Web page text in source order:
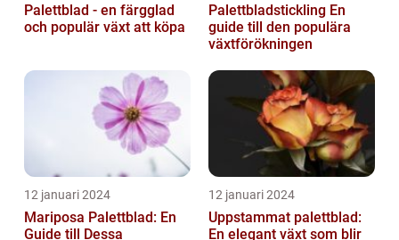
Palettblad - en färgglad
och populär växt att köpa
Palettbladstickling En
guide till den populära
växtförökningen
12 januari 2024
Mariposa Palettblad: En
Guide till Dessa
12 januari 2024
Uppstammat palettblad:
En elegant växt som blir